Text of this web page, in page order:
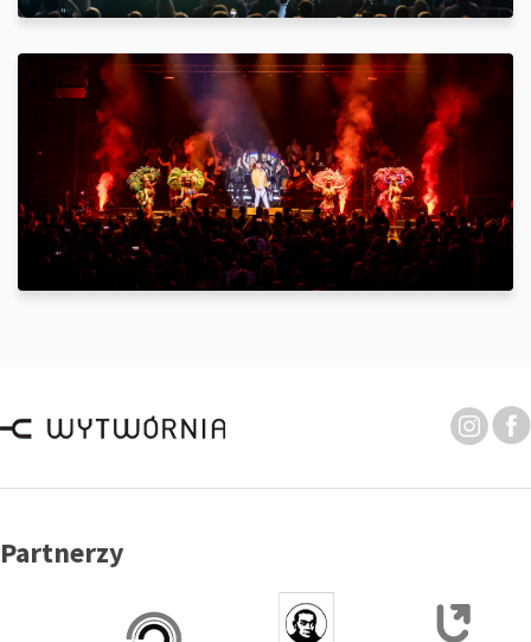
Partnerzy